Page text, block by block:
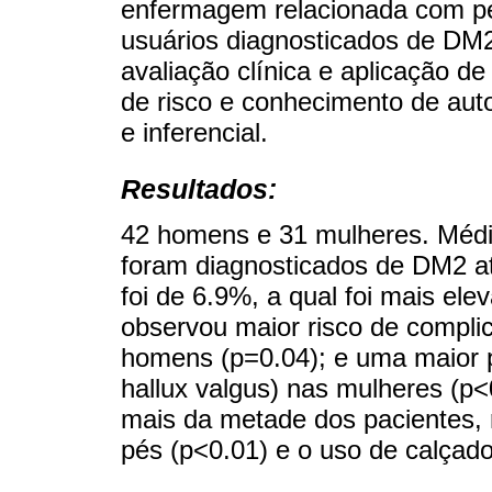
enfermagem relacionada com
usuários diagnosticados de
avaliação clínica e aplicação
de risco e conhecimento de
e inferencial.
Resultados:
42 homens e 31 mulheres.
foram diagnosticados de DM2
foi de 6.9%, a qual foi mais
observou maior risco de
homens (p=0.04); e uma
hallux valgus) nas mulheres
mais da metade dos
pés (p<0.01) e o uso de